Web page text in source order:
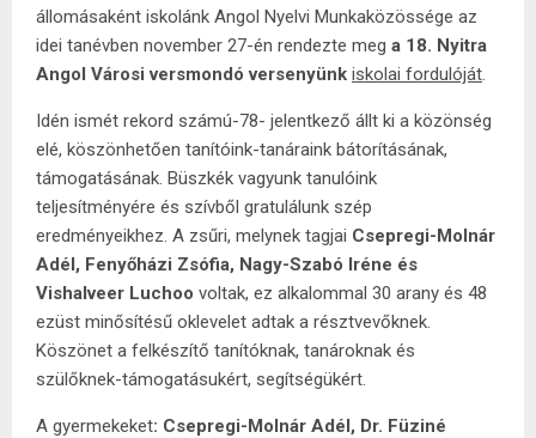
állomásaként iskolánk Angol Nyelvi Munkaközössége az
idei tanévben november 27-én rendezte meg a 18. Nyitra
Angol Városi versmondó versenyünk iskolai fordulóját.
Idén ismét rekord számú-78- jelentkező állt ki a közönség
elé, köszönhetően tanítóink-tanáraink bátorításának,
támogatásának. Büszkék vagyunk tanulóink
teljesítményére és szívből gratulálunk szép
eredményeikhez. A zsűri, melynek tagjai Csepregi-Molnár
Adél, Fenyőházi Zsófia, Nagy-Szabó Iréne és
Vishalveer Luchoo voltak, ez alkalommal 30 arany és 48
ezüst minősítésű oklevelet adtak a résztvevőknek.
Köszönet a felkészítő tanítóknak, tanároknak és
szülőknek-támogatásukért, segítségükért.
A gyermekeket: Csepregi-Molnár Adél, Dr. Füziné